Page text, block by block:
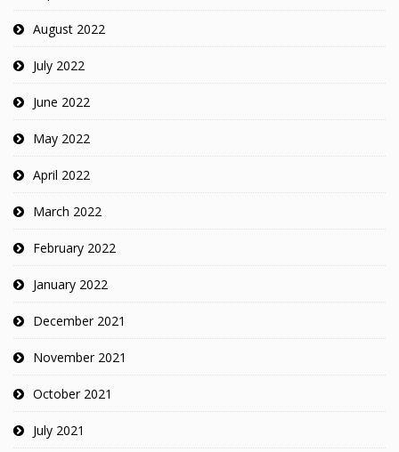
August 2022
July 2022
June 2022
May 2022
April 2022
March 2022
February 2022
January 2022
December 2021
November 2021
October 2021
July 2021